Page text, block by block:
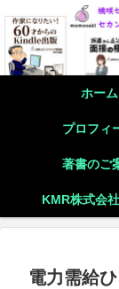
ホーム
プロフィ
著書のご
KMR株式会
電力需給